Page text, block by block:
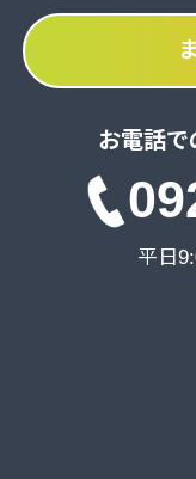
お電話で
平日